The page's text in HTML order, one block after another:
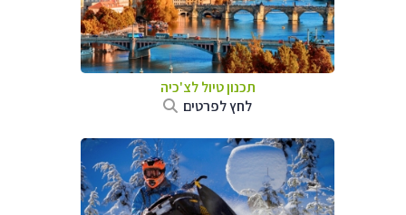
תכנון טיול לצ'כיה
לחץ לפרטים